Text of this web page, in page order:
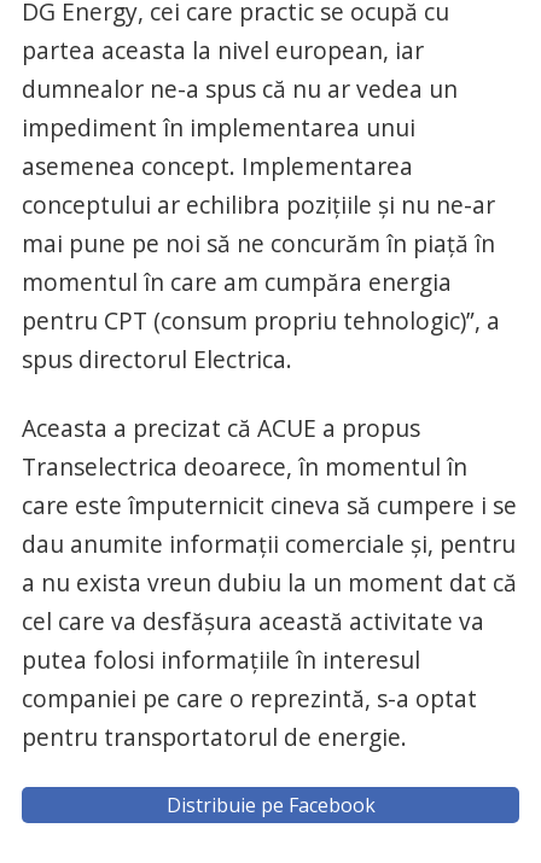
DG Energy, cei care practic se ocupă cu
partea aceasta la nivel european, iar
dumnealor ne-a spus că nu ar vedea un
impediment în implementarea unui
asemenea concept. Implementarea
conceptului ar echilibra poziţiile şi nu ne-ar
mai pune pe noi să ne concurăm în piaţă în
momentul în care am cumpăra energia
pentru CPT (consum propriu tehnologic)”, a
spus directorul Electrica.
Aceasta a precizat că ACUE a propus
Transelectrica deoarece, în momentul în
care este împuternicit cineva să cumpere i se
dau anumite informaţii comerciale şi, pentru
a nu exista vreun dubiu la un moment dat că
cel care va desfăşura această activitate va
putea folosi informaţiile în interesul
companiei pe care o reprezintă, s-a optat
pentru transportatorul de energie.
Distribuie pe Facebook